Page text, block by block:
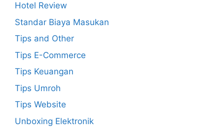
Hotel Review
Standar Biaya Masukan
Tips and Other
Tips E-Commerce
Tips Keuangan
Tips Umroh
Tips Website
Unboxing Elektronik